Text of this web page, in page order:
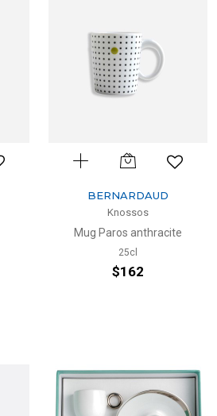
BERNARDAUD
Knossos
Mug Paros anthracite
25cl
$162